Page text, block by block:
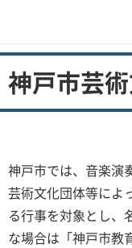
神戸市芸
神戸市では、音楽演
芸術文化団体等によ
る行事を対象とし、
な場合は「神戸市教